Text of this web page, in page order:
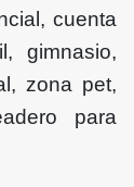
cuenta
gimnasio,
zona pet,
para